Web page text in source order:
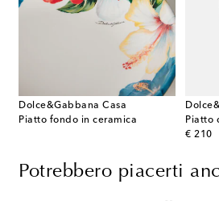
Dolce&Gabbana Casa
Piatto fondo in ceramica
Piatto
€ 210
Potrebbero piacerti